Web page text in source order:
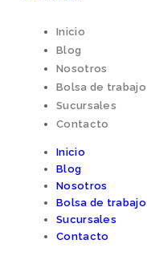
Inicio
Blog
Nosotros
Bolsa de trabajo
Sucursales
Contacto
Inicio
Blog
Nosotros
Bolsa de trabajo
Sucursales
Contacto